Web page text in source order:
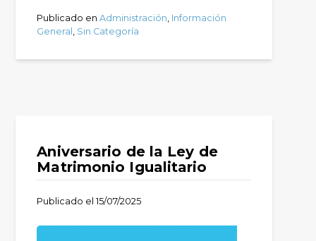
Publicado enAdministración Información
General
Sin Categoría
Aniversario de la Ley de
Matrimonio Igualitario
Publicado el15/07/2025